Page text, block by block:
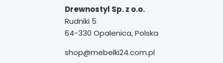
Drewnostyl Sp. z o.o.
Rudniki 5
64-330 Opalenica, Polska
shop@mebelki24.com.pl